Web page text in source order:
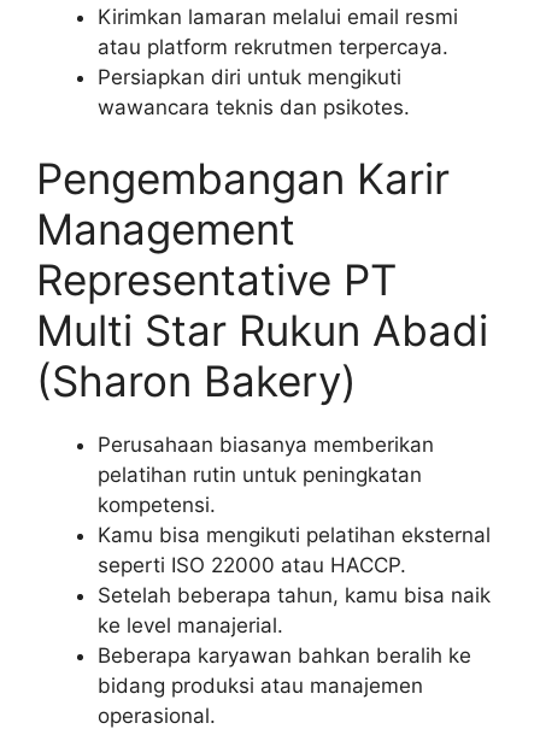
Kirimkan lamaran melalui email resmi
atau platform rekrutmen terpercaya.
Persiapkan diri untuk mengikuti
wawancara teknis dan psikotes.
Pengembangan Karir
Management
Representative PT
Multi Star Rukun Abadi
(Sharon Bakery)
Perusahaan biasanya memberikan
pelatihan rutin untuk peningkatan
kompetensi.
Kamu bisa mengikuti pelatihan eksternal
seperti ISO 22000 atau HACCP.
Setelah beberapa tahun, kamu bisa naik
ke level manajerial.
Beberapa karyawan bahkan beralih ke
bidang produksi atau manajemen
operasional.